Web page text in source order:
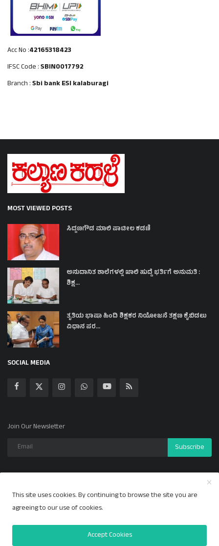
Acc No :42165318423
IFSC Code :SBIN0017792
Branch :Sbi bank ESI kalaburagi
MOST VIEWED POSTS
ಸಿದ್ದಣಗೌಡ ಮಾಲಿ ಪಾಟೀಲ ಕಡಣಿ
ಅನುದಾನಿತ ಶಾಲೆಗಳಲ್ಲಿ ಖಾಲಿ ಹುದ್ದೆ ಭರ್ತಿಗೆ ಅನುಮತಿ :
ಶಿಕ್ಷ...
ತೃತಿಯ ಭಾಷಾ ಹಿಂದಿ ಶಿಕ್ಷಕರ ನಿಯೋಜನೆ ತಕ್ಷಣ ಕೈಬಿಡಲು
ವಿಧಾನ ಪರ...
SOCIAL MEDIA
Join Our Newsletter
Subscribe
Copyright 2024 ಕಲ್ಯಾಣ ಕಹಳೆ - All Rights Reserved.
Privacy Policy
This site uses cookies. By continuing to browse the site you are
agreeing to our use of cookies.
Accept Cookies